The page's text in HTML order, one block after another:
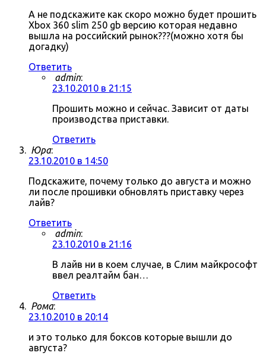
А не подскажите как скоро можно будет прошить
Xbox 360 slim 250 gb версию которая недавно
вышла на российский рынок???(можно хотя бы
догадку)
Ответить
admin:
23.10.2010 в 21:15
Прошить можно и сейчас. Зависит от даты
производства приставки.
Ответить
Юра:
23.10.2010 в 14:50
Подскажите, почему только до августа и можно
ли после прошивки обновлять приставку через
лайв?
Ответить
admin:
23.10.2010 в 21:16
В лайв ни в коем случае, в Слим майкрософт
ввел реалтайм бан…
Ответить
Рома:
23.10.2010 в 20:14
и это только для боксов которые вышли до
августа?